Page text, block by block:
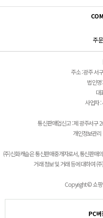
주
주소 : 광주 서
법인명
대
사업자
통신판매업신고 : 제 광주서구
개인정보관리
(주)신화캐슬은 통신판매중개자로서, 통신판매
거래 정보 및 거래 등에 대하여 (
Copyright © 쇼핑
PC버